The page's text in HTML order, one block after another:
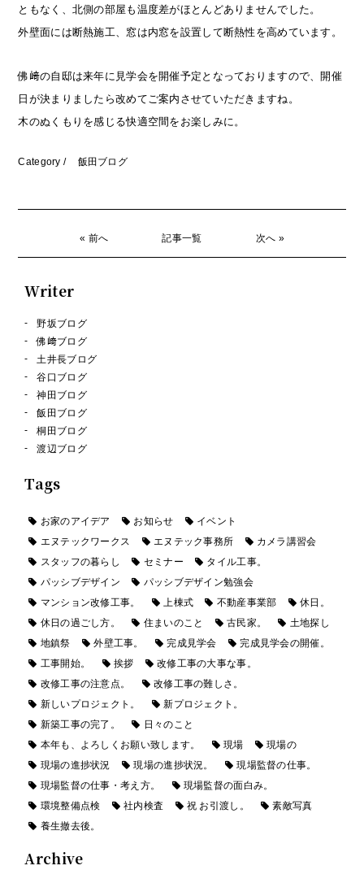
ともなく、北側の部屋も温度差がほとんどありませんでした。
外壁面には断熱施工、窓は内窓を設置して断熱性を高めています。
佛﨑の自邸は来年に見学会を開催予定となっておりますので、開催
日が決まりましたら改めてご案内させていただきますね。
木のぬくもりを感じる快適空間をお楽しみに。
Category / 飯田ブログ
« 前へ 記事一覧 次へ »
Writer
野坂ブログ
佛﨑ブログ
土井長ブログ
谷口ブログ
神田ブログ
飯田ブログ
桐田ブログ
渡辺ブログ
Tags
お家のアイデア お知らせ
イベント
エヌテックワークス
エヌテック事務所
カメラ講習会
スタッフの暮らし
セミナー
タイル工事。
パッシブデザイン
パッシブデザイン勉強会
マンション改修工事。
上棟式 不動産事業部
休日。
休日の過ごし方。
住まいのこと 古民家。
土地探し
地鎮祭
外壁工事。 完成見学会
完成見学会の開催。
工事開始。
挨拶
改修工事の大事な事。
改修工事の注意点。
改修工事の難しさ。
新しいプロジェクト。
新プロジェクト。
新築工事の完了。
日々のこと
本年も、よろしくお願い致します。
現場
現場の
現場の進捗状況
現場の進捗状況。
現場監督の仕事。
現場監督の仕事・考え方。
現場監督の面白み。
環境整備点検
社内検査 祝 お引渡し。
素敵写真
養生撤去後。
Archive